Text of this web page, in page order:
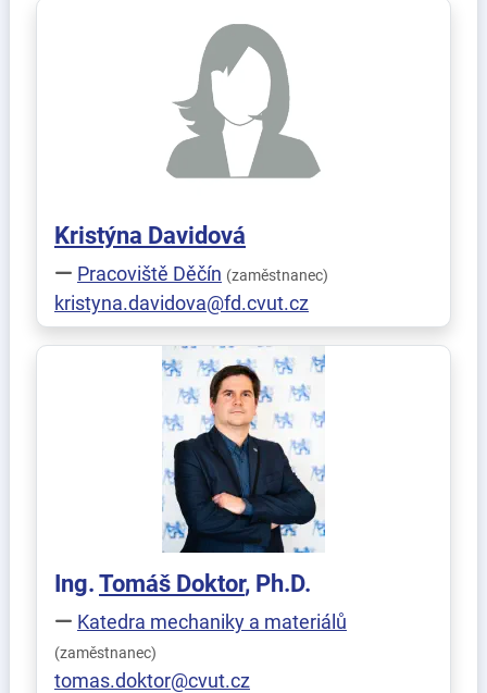
Kristýna Davidová
Pracoviště Děčín (zaměstnanec)
kristyna.davidova@fd.cvut.cz
Ing. Tomáš Doktor, Ph.D.
Katedra mechaniky a materiálů
(zaměstnanec)
tomas.doktor@cvut.cz